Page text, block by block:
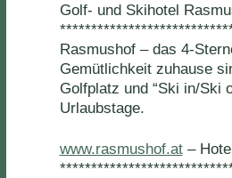
Golf- und Skihotel
Rasmushof – das 4-
Gemütlichkeit zuhause
Golfplatz und “Ski in/Ski
Urlaubstage.
www.rasmushof.at–